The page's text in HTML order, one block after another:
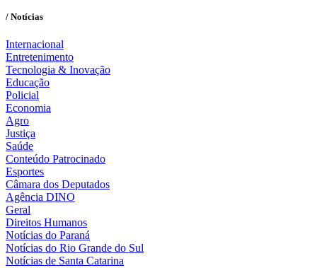
/ Notícias
Internacional
Entretenimento
Tecnologia & Inovação
Educação
Policial
Economia
Agro
Justiça
Saúde
Conteúdo Patrocinado
Esportes
Câmara dos Deputados
Agência DINO
Geral
Direitos Humanos
Notícias do Paraná
Notícias do Rio Grande do Sul
Notícias de Santa Catarina